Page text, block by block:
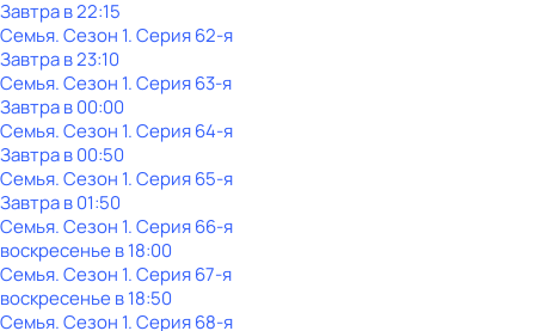
Завтра в 22:15
Семья. Сезон 1. Серия 62-я
Завтра в 23:10
Семья. Сезон 1. Серия 63-я
Завтра в 00:00
Семья. Сезон 1. Серия 64-я
Завтра в 00:50
Семья. Сезон 1. Серия 65-я
Завтра в 01:50
Семья. Сезон 1. Серия 66-я
воскресенье в18:00
Семья. Сезон 1. Серия 67-я
воскресенье в18:50
Семья. Сезон 1. Серия 68-я